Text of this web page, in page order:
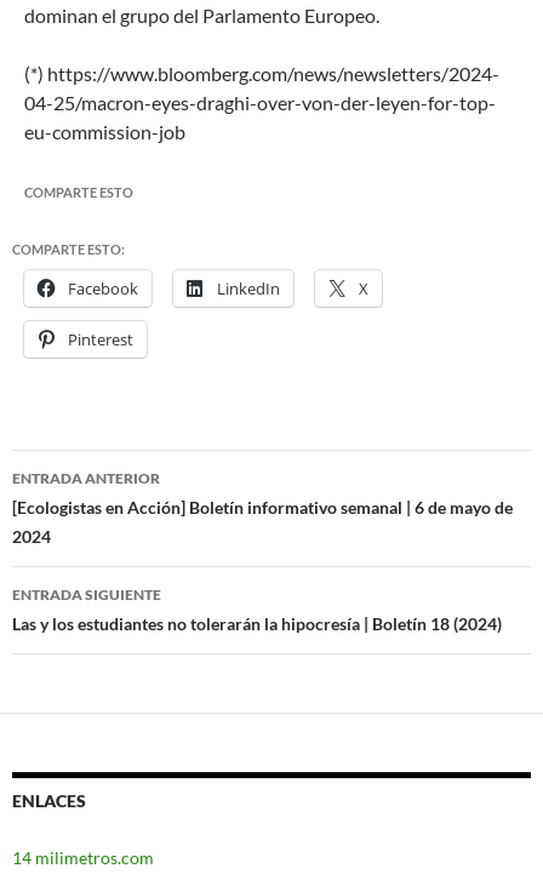
dominan el grupo del Parlamento Europeo.
(*) https://www.bloomberg.com/news/newsletters/2024-
04-25/macron-eyes-draghi-over-von-der-leyen-for-top-
eu-commission-job
COMPARTE ESTO
COMPARTE ESTO:
Facebook LinkedIn X
Pinterest
Navegación
de
entradas
ENTRADA ANTERIOR
[Ecologistas en Acción] Boletín informativo semanal | 6 de mayo de
2024
ENTRADA SIGUIENTE
Las y los estudiantes no tolerarán la hipocresía | Boletín 18 (2024)
ENLACES
14 milimetros.com